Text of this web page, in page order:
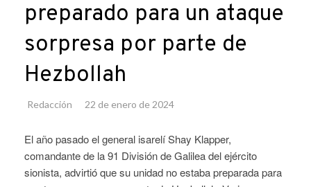
preparado para un ataque
sorpresa por parte de
Hezbollah
Redacción 22 de enero de 2024
El año pasado el general isarelí Shay Klapper,
comandante de la 91 División de Galilea del ejército
sionista, advirtió que su unidad no estaba preparada para